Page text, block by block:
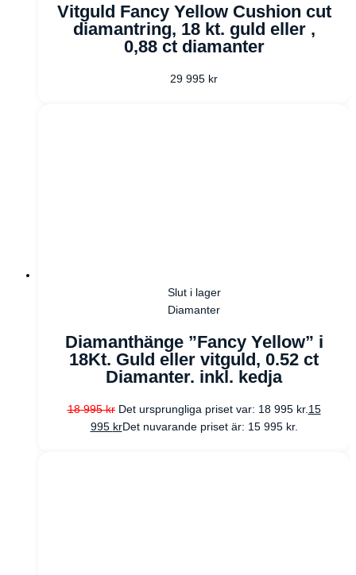
Vitguld Fancy Yellow Cushion cut
diamantring, 18 kt. guld eller ,
0,88 ct diamanter
29 995 kr
Slut i lager
Diamanter
Diamanthänge ”Fancy Yellow” i
18Kt. Guld eller vitguld, 0.52 ct
Diamanter. inkl. kedja
18 995kr Det ursprungliga priset var: 18 995 kr.15
995 krDet nuvarande priset är: 15 995 kr.